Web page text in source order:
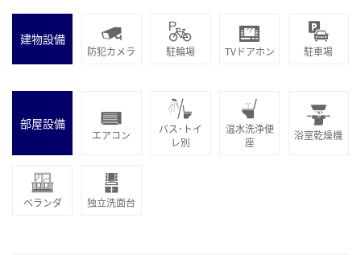
建物設備
防犯カメラ 駐輪場 TVドアホン 駐車場
部屋設備
エアコン
バス･トイ
レ別
温水洗浄便
座
浴室乾燥機
ベランダ 独立洗面台